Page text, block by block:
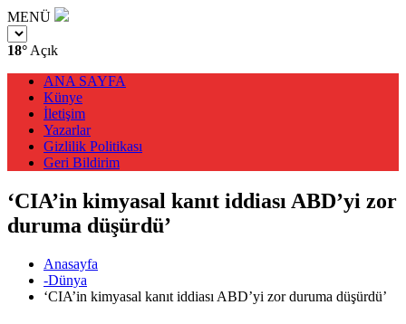
MENÜ
18° Açık
ANA SAYFA
Künye
İletişim
Yazarlar
Gizlilik Politikası
Geri Bildirim
‘CIA’in kimyasal kanıt iddiası ABD’yi zor
duruma düşürdü’
Anasayfa
-Dünya
‘CIA’in kimyasal kanıt iddiası ABD’yi zor duruma düşürdü’